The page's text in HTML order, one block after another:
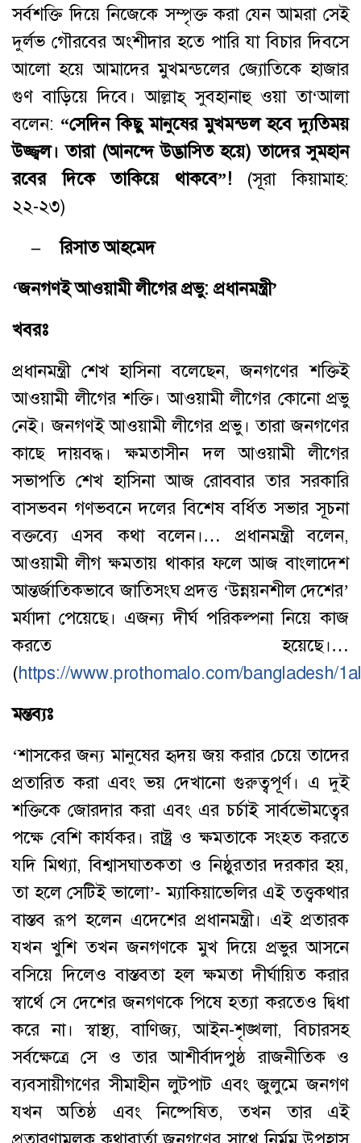
সর্বশক্তি দিয়ে নিজেকে সম্পৃক্ত করা যেন আমরা সেই
দুর্লভ গৌরবের অংশীদার হতে পারি যা বিচার দিবসে
আলো হয়ে আমাদের মুখমন্ডলের জ্যোতিকে হাজার
গুণ বাড়িয়ে দিবে। আল্লাহ্‌ সুবহানাহু ওয়া তা‘আলা
বলেন: “সেদিন কিছু মানুষের মুখমন্ডল হবে দ্যুতিময়
উজ্জ্বল। তারা (আনন্দে উদ্ভাসিত হয়ে) তাদের সুমহান
রবের দিকে তাকিয়ে থাকবে”! (সূরা কিয়ামাহ:
২২-২৩)
– রিসাত আহমেদ
‘জনগণই আওয়ামী লীগের প্রভু: প্রধানমন্ত্রী’
খবরঃ
প্রধানমন্ত্রী শেখ হাসিনা বলেছেন, জনগণের শক্তিই
আওয়ামী লীগের শক্তি। আওয়ামী লীগের কোনো প্রভু
নেই। জনগণই আওয়ামী লীগের প্রভু। তারা জনগণের
কাছে দায়বদ্ধ। ক্ষমতাসীন দল আওয়ামী লীগের
সভাপতি শেখ হাসিনা আজ রোববার তার সরকারি
বাসভবন গণভবনে দলের বিশেষ বর্ধিত সভার সূচনা
বক্তব্যে এসব কথা বলেন।… প্রধানমন্ত্রী বলেন,
আওয়ামী লীগ ক্ষমতায় থাকার ফলে আজ বাংলাদেশ
আন্তর্জাতিকভাবে জাতিসংঘ প্রদত্ত ‘উন্নয়নশীল দেশের’
মর্যাদা পেয়েছে। এজন্য দীর্ঘ পরিকল্পনা নিয়ে কাজ
করতে হয়েছে।…
(https://www.prothomalo.com/bangladesh/
মন্তব্যঃ
‘শাসকের জন্য মানুষের হৃদয় জয় করার চেয়ে তাদের
প্রতারিত করা এবং ভয় দেখানো গুরুত্বপূর্ণ। এ দুই
শক্তিকে জোরদার করা এবং এর চর্চাই সার্বভৌমত্বের
পক্ষে বেশি কার্যকর। রাষ্ট্র ও ক্ষমতাকে সংহত করতে
যদি মিথ্যা, বিশ্বাসঘাতকতা ও নিষ্ঠুরতার দরকার হয়,
তা হলে সেটিই ভালো’- ম্যাকিয়াভেলির এই তত্ত্বকথার
বাস্তব রূপ হলেন এদেশের প্রধানমন্ত্রী। এই প্রতারক
যখন খুশি তখন জনগণকে মুখ দিয়ে প্রভুর আসনে
বসিয়ে দিলেও বাস্তবতা হল ক্ষমতা দীর্ঘায়িত করার
স্বার্থে সে দেশের জনগণকে পিষে হত্যা করতেও দ্বিধা
করে না। স্বাস্থ্য, বাণিজ্য, আইন-শৃঙ্খলা, বিচারসহ
সর্বক্ষেত্রে সে ও তার আশীর্বাদপুষ্ঠ রাজনীতিক ও
ব্যবসায়ীগণের সীমাহীন লুটপাট এবং জুলুমে জনগণ
যখন অতিষ্ঠ এবং নিষ্পেষিত, তখন তার এই